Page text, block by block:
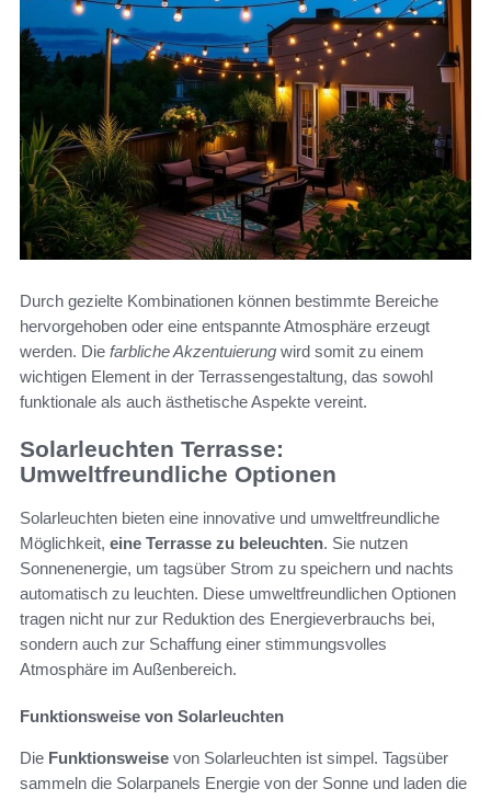
Durch gezielte Kombinationen können bestimmte Bereiche
hervorgehoben oder eine entspannte Atmosphäre erzeugt
werden. Die farbliche Akzentuierung wird somit zu einem
wichtigen Element in der Terrassengestaltung, das sowohl
funktionale als auch ästhetische Aspekte vereint.
Solarleuchten Terrasse:
Umweltfreundliche Optionen
Solarleuchten bieten eine innovative und umweltfreundliche
Möglichkeit, eine Terrasse zu beleuchten. Sie nutzen
Sonnenenergie, um tagsüber Strom zu speichern und nachts
automatisch zu leuchten. Diese umweltfreundlichen Optionen
tragen nicht nur zur Reduktion des Energieverbrauchs bei,
sondern auch zur Schaffung einer stimmungsvolles
Atmosphäre im Außenbereich.
Funktionsweise von Solarleuchten
Die Funktionsweise von Solarleuchten ist simpel. Tagsüber
sammeln die Solarpanels Energie von der Sonne und laden die